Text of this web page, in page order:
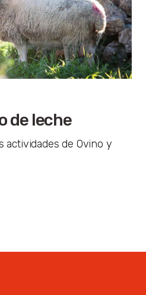
de leche
actividades de Ovino y